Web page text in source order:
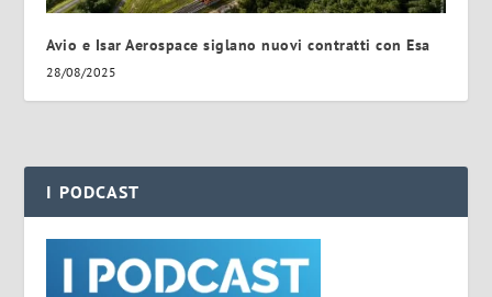
Avio e Isar Aerospace siglano nuovi contratti con Esa
28/08/2025
I PODCAST